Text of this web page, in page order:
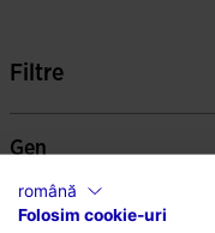
Filtre
Gen
Categorii
română
Folosim cookie-uri